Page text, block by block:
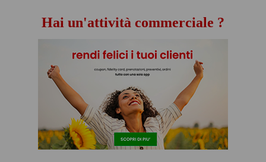
Hai un'attività commerciale ?